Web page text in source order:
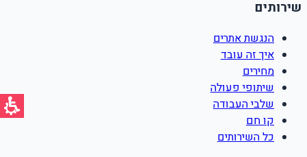
שירותים
הנגשת אתרים
איך זה עובד
מחירים
שיתופי פעולה
שלבי העבודה
קו חם
כל השירותים